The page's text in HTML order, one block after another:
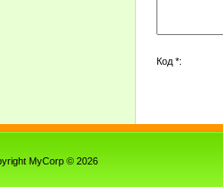
Код *:
MyCorp © 2026